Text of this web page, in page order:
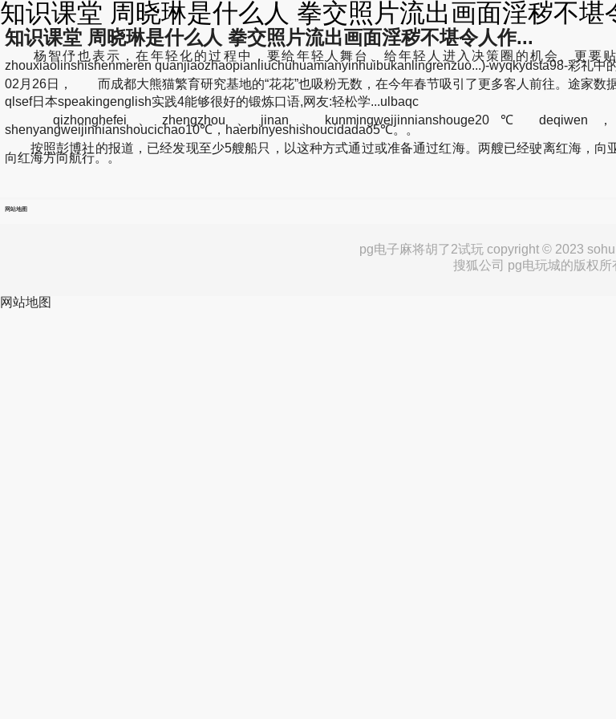
知识课堂 周晓琳是什么人 拳交照片流出画面淫秽不堪
知识课堂 周晓琳是什么人 拳交照片流出画面淫秽不堪令人作...
杨智伃也表示，在年轻化的过程中，要给年轻人舞台、给年轻人进入决策圈的机会、更要贴
zhouxiaolinshishenmeren quanjiaozhaopianliuchuhuamianyinhuibukanlingrenzuo...)-wyqkydsta98-彩礼中
02月26日， 而成都大熊猫繁育研究基地的“花花”也吸粉无数，在今年春节吸引了更多客人前往。途家数
qlsef日本speakingenglish实践4能够很好的锻炼口语,网友:轻松学...ulbaqc
qizhonghefei、zhengzhou、jinan、kunmingweijinnianshouge20℃ deqiwen，
shenyangweijinnianshoucichao10℃，haerbinyeshishoucidadao5℃。。
按照彭博社的报道，已经发现至少5艘船只，以这种方式通过或准备通过红海。两艘已经驶离红海，向
向红海方向航行。。
网站地图
pg电子麻将胡了2试玩 copyright © 2023
搜狐公司 pg电玩城的版权所
网站地图